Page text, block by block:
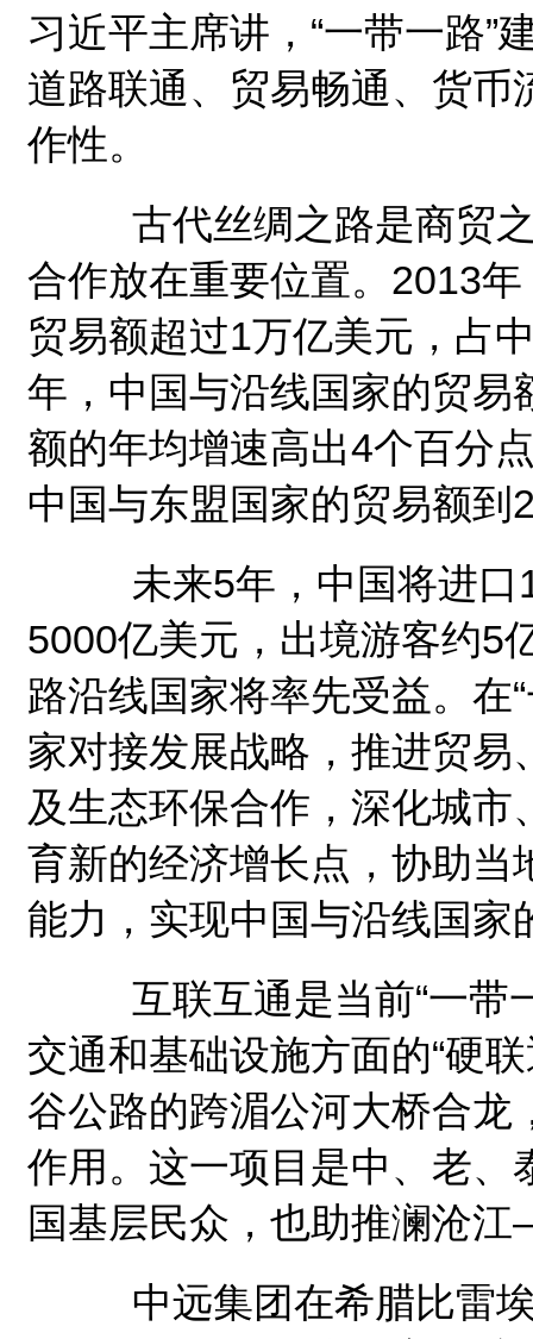
习近平主席讲，“一带一路”
道路联通、贸易畅通、货
作性。
古代丝绸之路是商贸之
合作放在重要位置。2013
贸易额超过1万亿美元，占
年，中国与沿线国家的贸易
额的年均增速高出4个百分
中国与东盟国家的贸易额
未来5年，中国将进口
5000亿美元，出境游客约5
路沿线国家将率先受益。在
家对接发展战略，推进贸
及生态环保合作，深化城
育新的经济增长点，协助当
能力，实现中国与沿线国家
互联互通是当前“一带
交通和基础设施方面的“硬
谷公路的跨湄公河大桥合
作用。这一项目是中、老、
国基层民众，也助推澜沧
中远集团在希腊比雷埃